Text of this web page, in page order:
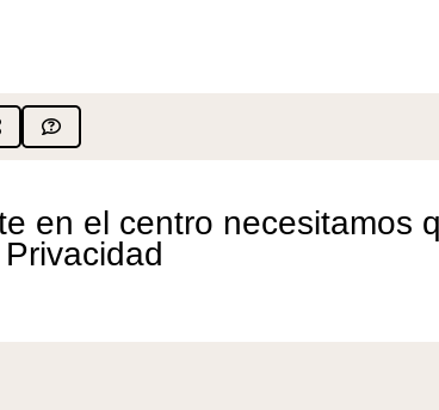
en el centro necesitamos